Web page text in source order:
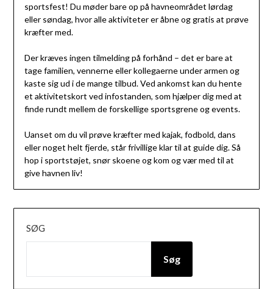
sportsfest! Du møder bare op på havneområdet lørdag
eller søndag, hvor alle aktiviteter er åbne og gratis at prøve
kræfter med.
Der kræves ingen tilmelding på forhånd – det er bare at
tage familien, vennerne eller kollegaerne under armen og
kaste sig ud i de mange tilbud. Ved ankomst kan du hente
et aktivitetskort ved infostanden, som hjælper dig med at
finde rundt mellem de forskellige sportsgrene og events.
Uanset om du vil prøve kræfter med kajak, fodbold, dans
eller noget helt fjerde, står frivillige klar til at guide dig. Så
hop i sportstøjet, snør skoene og kom og vær med til at
give havnen liv!
SØG
Søg